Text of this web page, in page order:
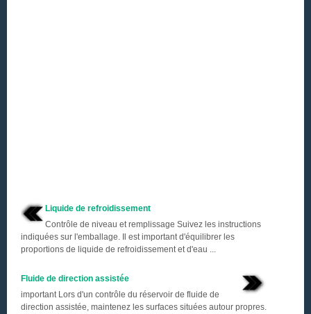
Liquide de refroidissement
Contrôle de niveau et remplissage Suivez les instructions
indiquées sur l'emballage. Il est important d'équilibrer les
proportions de liquide de refroidissement et d'eau ...
Fluide de direction assistée
important Lors d'un contrôle du réservoir de fluide de
direction assistée, maintenez les surfaces situées autour propres.